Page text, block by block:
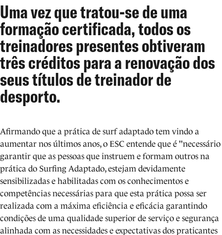
Uma vez que tratou-se de uma
formação certificada, todos os
treinadores presentes obtiveram
três créditos para a renovação dos
seus títulos de treinador de
desporto.
Afirmando que a prática de surf adaptado tem vindo a
aumentar nos últimos anos, o ESC entende que é "necessário
garantir que as pessoas que instruem e formam outros na
prática do Surfing Adaptado, estejam devidamente
sensibilizadas e habilitadas com os conhecimentos e
competências necessárias para que esta prática possa ser
realizada com a máxima eficiência e eficácia garantindo
condições de uma qualidade superior de serviço e segurança
alinhada com as necessidades e expectativas dos praticantes